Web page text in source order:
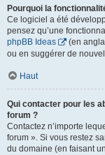
Pourquoi la
Ce logiciel a été
pensez qu’une
phpBB Ideas
(en
ou en suggérer de
Haut
Qui contacter pour les
forum ?
Contactez n’importe
forum ». Si vous restez
du domaine (en faisant